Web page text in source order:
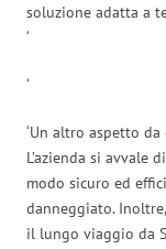
soluzione adatta a
‘
‘
‘Un altro aspetto
L’azienda si avvale
modo sicuro ed
danneggiato.
il lungo viaggio da